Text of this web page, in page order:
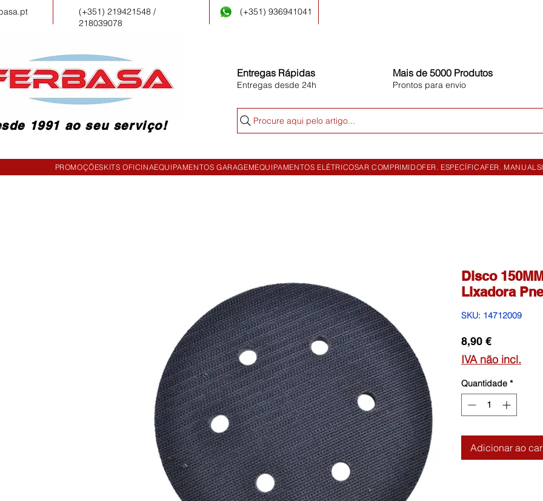
(+351) 219421548 /
218039078
(+351) 936941041
1991 ao seu serviço!
Entregas Rápidas
Entregas desde 24h
Mais de 5000 Produtos
Prontos para envio
Procure aqui pelo artigo...
PROMOÇÕESKITS OFICINAEQUIPAMENTOS GARAGEMEQUIPAMENTOS ELÉTRICOSAR COMPRIMIDOFER. ESPECÍFICAFER. MANUAL
Disco
Lixadora
SKU: 14712009
8,90 €Preço
IVA não incl.
Quantidade *
Adicionar ao